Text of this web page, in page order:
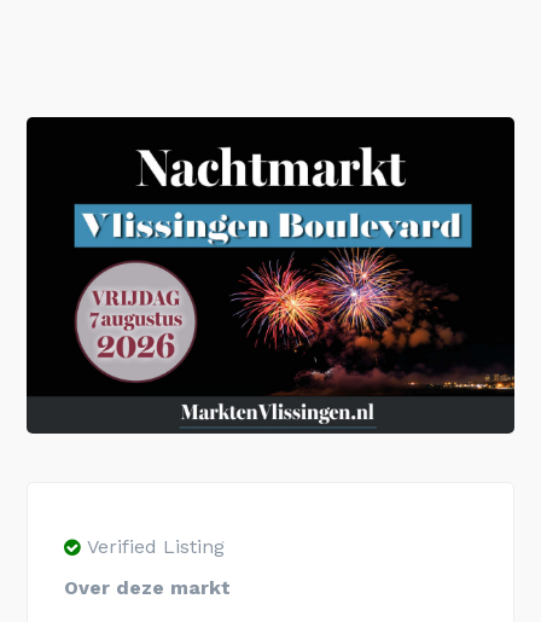
Verified Listing
Over deze markt